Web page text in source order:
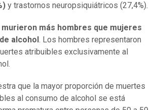
y trastornos neuropsiquiátricos (27,4%).
murieron más hombres que mujeres
alcohol . Los hombres representaron
atribuibles exclusivamente al
que la mayor proporción de muertes
al consumo de alcohol se está